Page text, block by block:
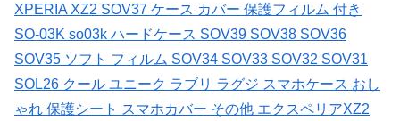
XPERIA XZ2 SOV37 ケース カバー 保護フィルム 付き
SO-03K so03k ハードケース SOV39 SOV38 SOV36
SOV35 ソフト フィルム SOV34 SOV33 SOV32 SOV31
SOL26 クール ユニーク ラブリ ラグジ スマホケース おし
ゃれ 保護シート スマホカバー その他 エクスペリアXZ2